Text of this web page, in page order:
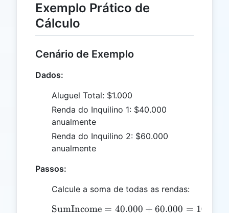
Exemplo Prático de
Cálculo
Cenário de Exemplo
Dados:
Aluguel Total: $1.000
Renda do Inquilino 1: $40.000
anualmente
Renda do Inquilino 2: $60.000
anualmente
Passos:
Calcule a soma de todas as rendas:
\text{SumIncome} =
SumIncome = 40.000 + 60.000 =